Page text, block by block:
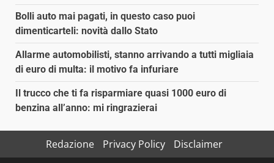
Bolli auto mai pagati, in questo caso puoi
dimenticarteli: novità dallo Stato
Allarme automobilisti, stanno arrivando a tutti migliaia
di euro di multa: il motivo fa infuriare
Il trucco che ti fa risparmiare quasi 1000 euro di
benzina all’anno: mi ringrazierai
Redazione Privacy Policy
Disclaimer